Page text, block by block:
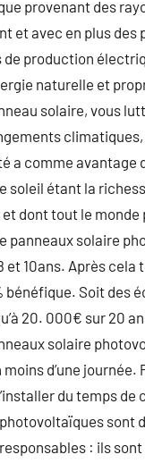
provenant des
et avec en plus des
production
naturelle et
solaire, vous
a comme avantage
soleil étant la
dont tout le
panneaux solaire
10ans. Après cela
bénéfique. Soit des
20. 000€ sur 20
solaire
d’une journée.
du temps de
sont
: ils sont